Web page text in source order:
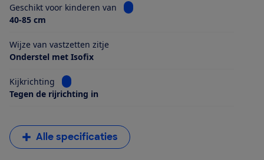
Geschikt voor kinderen van
Bekijk informatie voor Geschikt
40-85 cm
Wijze van vastzetten zitje
Onderstel met Isofix
Kijkrichting
Bekijk informatie voor Kijkrichting
Tegen de rijrichting in
Alle specificaties